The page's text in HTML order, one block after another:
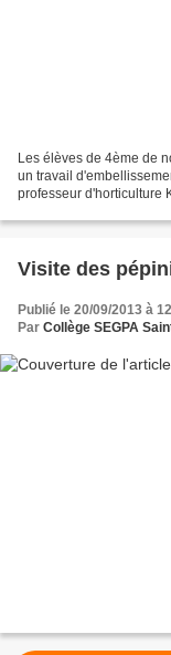
Les élèves de 4ème de
un travail
professeur d'horticulture
Visite des
Publié le 20/09/2013 à
Par Collège SEGPA